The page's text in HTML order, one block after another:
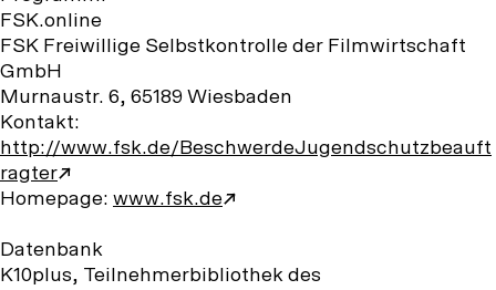
FSK.online
FSK Freiwillige Selbstkontrolle der Filmwirtschaft
GmbH
Murnaustr. 6, 65189 Wiesbaden
Kontakt:
http://www.fsk.de/BeschwerdeJugendschutzbeauft
ragter
Homepage: www.fsk.de
Datenbank
K10plus, Teilnehmerbibliothek des